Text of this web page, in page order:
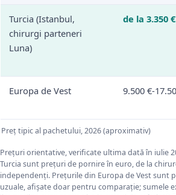
Preț tipic al pachetului, 2026 (aproximativ)
Turcia (Istanbul,
chirurgi parteneri
Luna)
de la 3.350 €
Europa de Vest 9.500 €-
Prețuri orientative, verificate ultima dată în iulie
Turcia sunt prețuri de pornire în euro, de la
independenți. Prețurile din Europa de Vest sunt
uzuale, afișate doar pentru comparație; sumele